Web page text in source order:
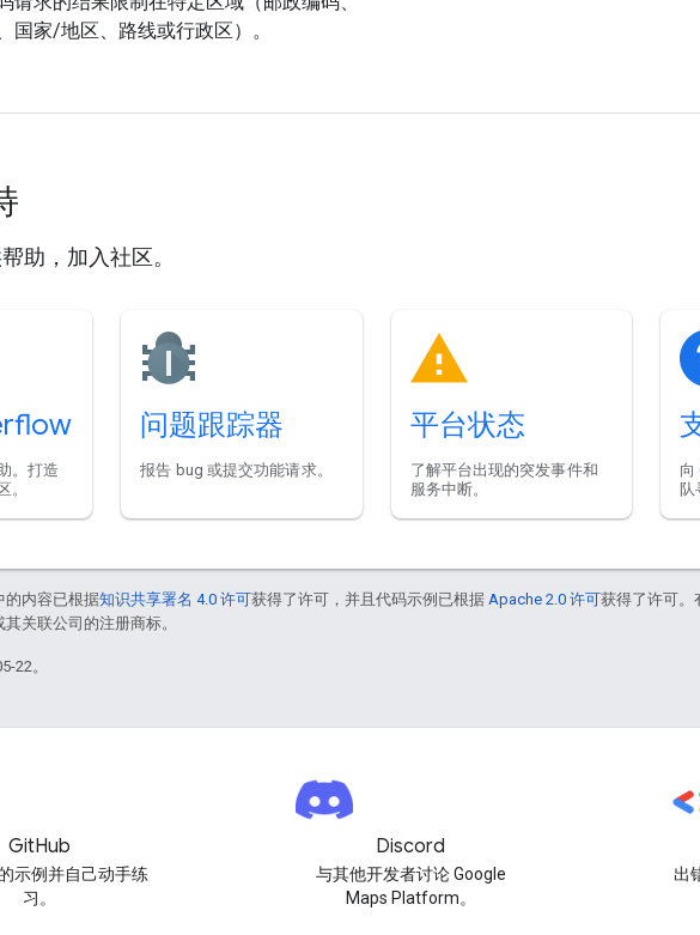
国家/地区、路线或行政区）。
助，加入社区。
。打造
。
问题跟踪器
报告 bug 或提交功能请求。
平台状态
了解平台出现的突发事件和
服务中断。
向
队
的内容已根据知识共享署名 4.0 许可获得了许可，并且代码示例已根据 Apache 2.0 许可获得了许可。
其关联公司的注册商标。
22。
GitHub
示例并自己动手练
习。
Discord
与其他开发者讨论 Google
Maps Platform。
出